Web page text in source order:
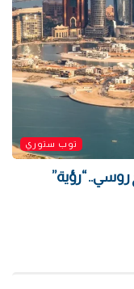
توب ستوري
“رؤية”